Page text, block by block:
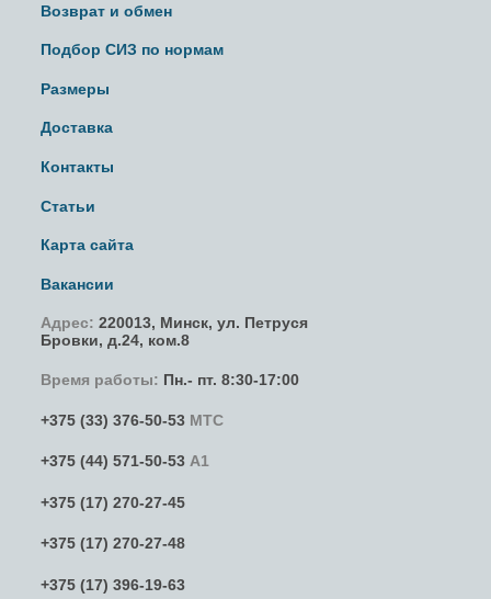
Возврат и обмен
Подбор СИЗ по нормам
Размеры
Доставка
Контакты
Статьи
Карта сайта
Вакансии
Адрес: 220013, Минск, ул. Петруся
Бровки, д.24, ком.8
Время работы: Пн.- пт. 8:30-17:00
+375 (33) 376-50-53 МТС
+375 (44) 571-50-53 А1
+375 (17) 270-27-45
+375 (17) 270-27-48
+375 (17) 396-19-63